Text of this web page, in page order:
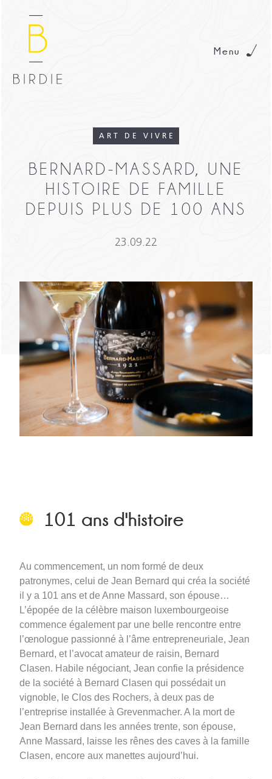
ART DE VIVRE
BERNARD-MASSARD, UNE
HISTOIRE DE FAMILLE
DEPUIS PLUS DE 100 ANS
23.09.22
101 ans d'histoire
Au commencement, un nom formé de deux
patronymes, celui de Jean Bernard qui créa la société
il y a 101 ans et de Anne Massard, son épouse…
L’épopée de la célèbre maison luxembourgeoise
commence également par une belle rencontre entre
l’œnologue passionné à l’âme entrepreneuriale, Jean
Bernard, et l’avocat amateur de raisin, Bernard
Clasen. Habile négociant, Jean confie la présidence
de la société à Bernard Clasen qui possédait un
vignoble, le Clos des Rochers, à deux pas de
l’entreprise installée à Grevenmacher. A la mort de
Jean Bernard dans les années trente, son épouse,
Anne Massard, laisse les rênes des caves à la famille
Clasen, encore aux manettes aujourd’hui.
Menu